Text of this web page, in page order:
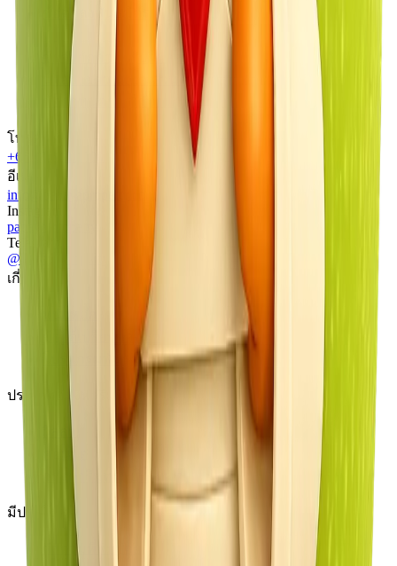
ข้อตกลงพันธมิตร
นโยบายคุกกี้
ข้อจำกัดความรับผิดชอบ
นโยบายความเป็นส่วนตัว
ข้อกำหนดการใช้งาน
โทรศัพท์
+66 80 640 1000
อีเมล
info@papayaproperty.com
Instagram
papaya.property
Telegram
@PapayaProperty
เกี่ยวกับเรา
ข้อได้เปรียบของเรา
โปรแกรมพันธมิตร
ประเภทอสังหาริมทรัพย์
วิลล่า
คอนโด
อสังหาริมทรัพย์ทั้งหมด
มีประโยชน์
คำถามที่พบบ่อย